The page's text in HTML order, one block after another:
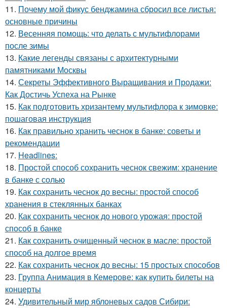
11. Почему мой фикус бенджамина сбросил все листья:
основные причины
12. Весенняя помощь: что делать с мультифлорами
после зимы
13. Какие легенды связаны с архитектурными
памятниками Москвы
14. Секреты Эффективного Выращивания и Продажи:
Как Достичь Успеха на Рынке
15. Как подготовить хризантему мультифлора к зимовке:
пошаговая инструкция
16. Как правильно хранить чеснок в банке: советы и
рекомендации
17. Headlines:
18. Простой способ сохранить чеснок свежим: хранение
в банке с солью
19. Как сохранить чеснок до весны: простой способ
хранения в стеклянных банках
20. Как сохранить чеснок до нового урожая: простой
способ в банке
21. Как сохранить очищенный чеснок в масле: простой
способ на долгое время
22. Как сохранить чеснок до весны: 15 простых способов
23. Группа Анимация в Кемерове: как купить билеты на
концерты
24. Удивительный мир яблоневых садов Сибири: